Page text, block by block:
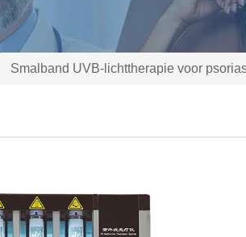
Smalband UVB-lichttherapie voor